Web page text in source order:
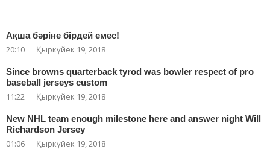
Ақша бәріне бірдей емес!
20:10 Қыркүйек 19, 2018
Since browns quarterback tyrod was bowler respect of pro
baseball jerseys custom
11:22 Қыркүйек 19, 2018
New NHL team enough milestone here and answer night Will
Richardson Jersey
01:06 Қыркүйек 19, 2018